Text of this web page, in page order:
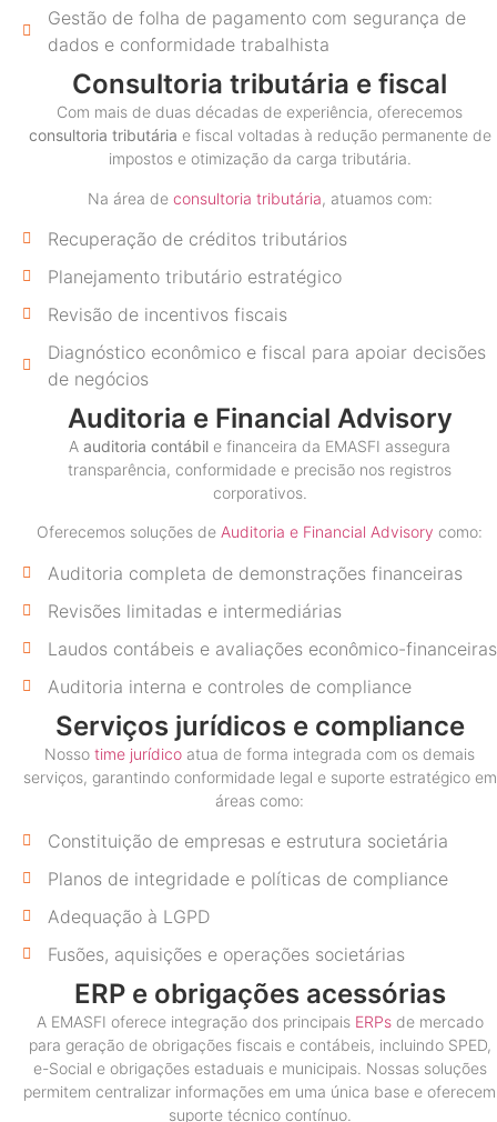
Gestão de folha de pagamento com segurança de
dados e conformidade trabalhista
Consultoria tributária e fiscal
Com mais de duas décadas de experiência, oferecemos
consultoria tributária e fiscal voltadas à redução permanente de
impostos e otimização da carga tributária.
Na área de consultoria tributária, atuamos com:
Recuperação de créditos tributários
Planejamento tributário estratégico
Revisão de incentivos fiscais
Diagnóstico econômico e fiscal para apoiar decisões
de negócios
Auditoria e Financial Advisory
A auditoria contábil e financeira da EMASFI assegura
transparência, conformidade e precisão nos registros
corporativos.
Oferecemos soluções de Auditoria e Financial Advisory como:
Auditoria completa de demonstrações financeiras
Revisões limitadas e intermediárias
Laudos contábeis e avaliações econômico-financeiras
Auditoria interna e controles de compliance
Serviços jurídicos e compliance
Nosso time jurídico atua de forma integrada com os demais
serviços, garantindo conformidade legal e suporte estratégico em
áreas como:
Constituição de empresas e estrutura societária
Planos de integridade e políticas de compliance
Adequação à LGPD
Fusões, aquisições e operações societárias
ERP e obrigações acessórias
A EMASFI oferece integração dos principais ERPsde mercado
para geração de obrigações fiscais e contábeis, incluindo SPED,
e-Social e obrigações estaduais e municipais. Nossas soluções
permitem centralizar informações em uma única base e oferecem
suporte técnico contínuo.